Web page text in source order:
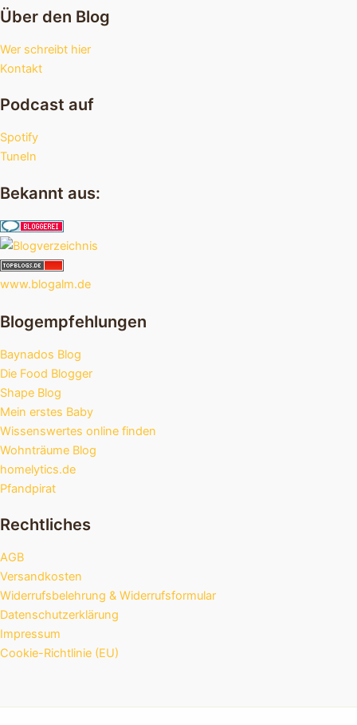
Über den Blog
Wer schreibt hier
Kontakt
Podcast auf
Spotify
TuneIn
Bekannt aus:
www.blogalm.de
Blogempfehlungen
Baynados Blog
Die Food Blogger
Shape Blog
Mein erstes Baby
Wissenswertes online finden
Wohnträume Blog
homelytics.de
Pfandpirat
Rechtliches
AGB
Versandkosten
Widerrufsbelehrung & Widerrufsformular
Datenschutzerklärung
Impressum
Cookie-Richtlinie (EU)